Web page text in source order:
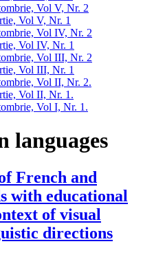
Vol V, Nr. 2
Vol V, Nr. 1
Vol IV, Nr. 2
Vol IV, Nr. 1
Vol III, Nr. 2
Vol III, Nr. 1
Vol II, Nr. 2.
Vol II, Nr. 1.
Vol I, Nr. 1.
languages
French and
with educational
of visual
directions